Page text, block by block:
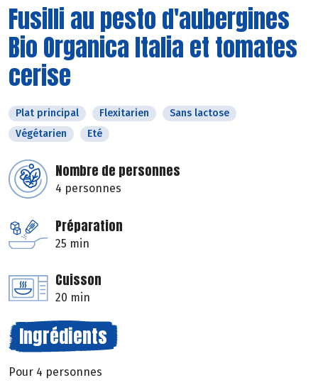
Fusilli au pesto d'aubergines
Bio Organica Italia et tomates
cerise
Plat principal Flexitarien
Sans lactose
Végétarien
Eté
Nombre de personnes
4 personnes
Préparation
25 min
Cuisson
20 min
Ingrédients
Pour 4 personnes